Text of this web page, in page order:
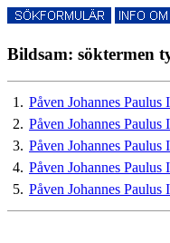
Bildsam: söktermen
1. Påven Johannes
2. Påven Johannes
3. Påven Johannes
4. Påven Johannes
5. Påven Johannes